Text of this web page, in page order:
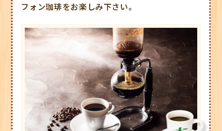
フォン珈琲をお楽しみ下さい。